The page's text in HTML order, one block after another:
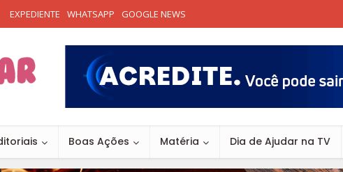
EXPEDIENTE WHATSAPP GOOGLE NEWS
Boas Ações Matéria Dia de Ajudar na TV